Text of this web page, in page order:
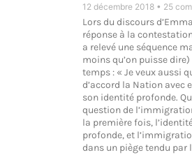
12 décembre 2018 25
Lors du discours
réponse à la
a relevé une séquence
moins qu’on puisse
temps : « Je veux aussi
d’accord la Nation avec
son identité profonde.
question de
la première fois,
profonde, et
dans un piège tendu par